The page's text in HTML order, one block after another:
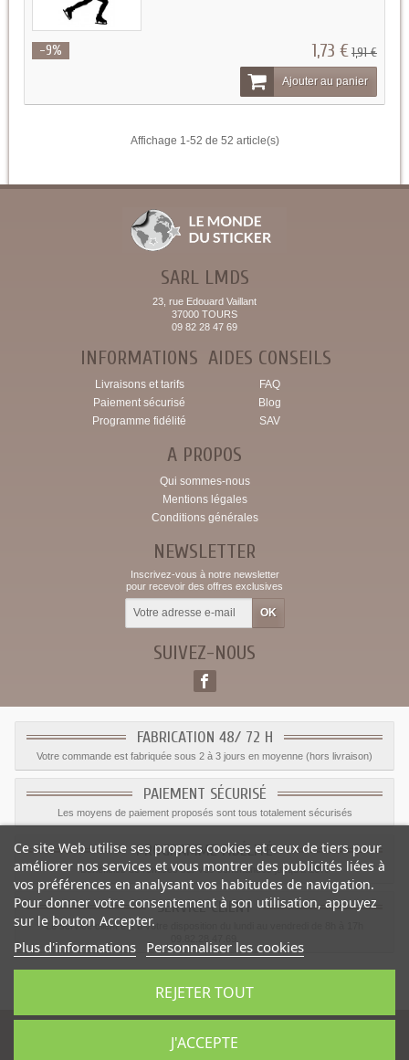
-9% 1,73 €1,91 €
Ajouter au panier
Affichage 1-52 de 52 article(s)
SARL LMDS
23, rue Edouard Vaillant
37000 TOURS
09 82 28 47 69
INFORMATIONS
Livraisons et tarifs
Paiement sécurisé
Programme fidélité
AIDES CONSEILS
FAQ
Blog
SAV
A PROPOS
Qui sommes-nous
Mentions légales
Conditions générales
NEWSLETTER
Inscrivez-vous à notre newsletter
pour recevoir des offres exclusives
SUIVEZ-NOUS
FABRICATION 48/ 72 H
Votre commande est fabriquée sous 2 à 3 jours en moyenne (hors livraison)
PAIEMENT SÉCURISÉ
Les moyens de paiement proposés sont tous totalement sécurisés
PROGRAMME FIDÉLITÉ
Bénéficiez de remises sur vos commandes jusqu'a 10%
SERVICE CLIENT
Le service client est a votre disposition du lundi au vendredi de 8h à 17h
Monde du Sticker :stickers déco et muraux
Ce site Web utilise ses propres cookies et ceux de tiers pour
améliorer nos services et vous montrer des publicités liées à
vos préférences en analysant vos habitudes de navigation.
Pour donner votre consentement à son utilisation, appuyez
sur le bouton Accepter.
Plus d'informations Personnaliser les cookies
REJETER TOUT
J'ACCEPTE